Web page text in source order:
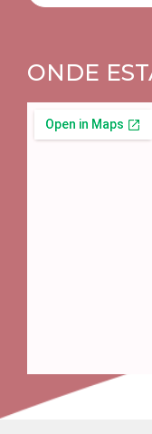
ONDE